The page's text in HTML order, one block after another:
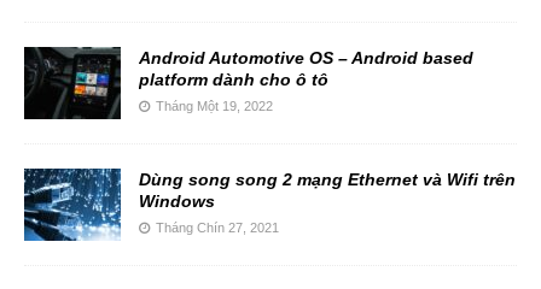
Android Automotive OS – Android based
platform dành cho ô tô
Tháng Một 19, 2022
Dùng song song 2 mạng Ethernet và Wifi trên
Windows
Tháng Chín 27, 2021